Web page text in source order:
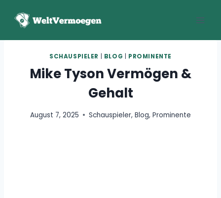
Inhalt
SCHAUSPIELER BLOG PROMINENTE
Mike Tyson Vermögen &
Gehalt
August 7, 2025 Schauspieler, Blog, Prominente